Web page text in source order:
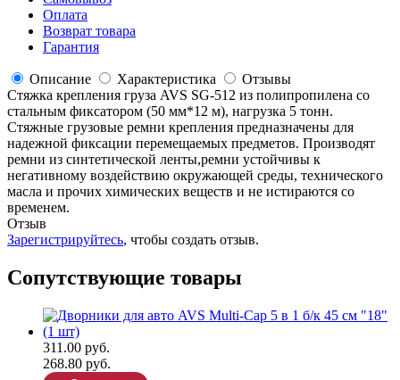
Оплата
Возврат товара
Гарантия
Описание Характеристика
Отзывы
Стяжка крепления груза AVS SG-512 из полипропилена со
стальным фиксатором (50 мм*12 м), нагрузка 5 тонн.
Стяжные грузовые ремни крепления предназначены для
надежной фиксации перемещаемых предметов. Производят
ремни из синтетической ленты,ремни устойчивы к
негативному воздействию окружающей среды, технического
масла и прочих химических веществ и не истираются со
временем.
Отзыв
Зарегистрируйтесь, чтобы создать отзыв.
Сопутствующие товары
311.00 руб.
268.80 руб.